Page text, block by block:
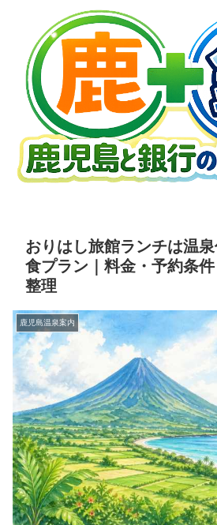
おりはし旅館ランチは温
食プラン｜料金・予約条
整理
鹿児島温泉案内